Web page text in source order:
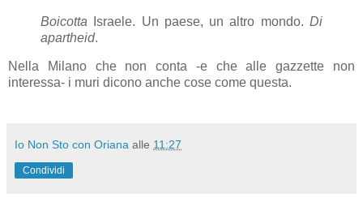
Boicotta Israele. Un paese, un altro mondo. Di
apartheid.
Nella Milano che non conta -e che alle gazzette non
interessa- i muri dicono anche cose come questa.
Io Non Sto con Oriana alle 11:27
Condividi